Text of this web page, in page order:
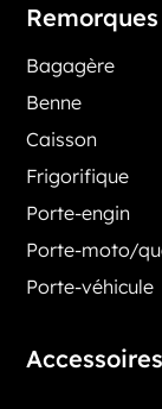
Remorques
Bagagère
Benne
Caisson
Frigorifique
Porte-engin
Porte-moto/
Porte-véhicule
Accessoires